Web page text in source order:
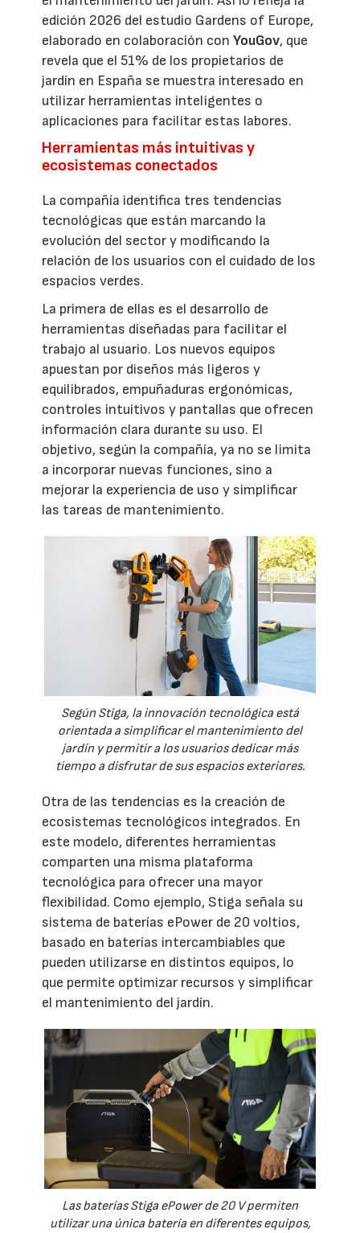
edición 2026 del estudio Gardens of Europe,
elaborado en colaboración conYouGov, que
revela que el 51% de los propietarios de
jardín en España se muestra interesado en
utilizar herramientas inteligentes o
aplicaciones para facilitar estas labores.
Herramientas más intuitivas y
ecosistemas conectados
La compañía identifica tres tendencias
tecnológicas que están marcando la
evolución del sector y modificando la
relación de los usuarios con el cuidado de los
espacios verdes.
La primera de ellas es el desarrollo de
herramientas diseñadas para facilitar el
trabajo al usuario. Los nuevos equipos
apuestan por diseños más ligeros y
equilibrados, empuñaduras ergonómicas,
controles intuitivos y pantallas que ofrecen
información clara durante su uso. El
objetivo, según la compañía, ya no se limita
a incorporar nuevas funciones, sino a
mejorar la experiencia de uso y simplificar
las tareas de mantenimiento.
Según Stiga, la innovación tecnológica está
orientada a simplificar el mantenimiento del
jardín y permitir a los usuarios dedicar más
tiempo a disfrutar de sus espacios exteriores.
Otra de las tendencias es la creación de
ecosistemas tecnológicos integrados. En
este modelo, diferentes herramientas
comparten una misma plataforma
tecnológica para ofrecer una mayor
flexibilidad. Como ejemplo, Stiga señala su
sistema de baterías ePower de 20 voltios,
basado en baterías intercambiables que
pueden utilizarse en distintos equipos, lo
que permite optimizar recursos y simplificar
el mantenimiento del jardín.
Las baterías Stiga ePower de 20 V permiten
utilizar una única batería en diferentes equipos,